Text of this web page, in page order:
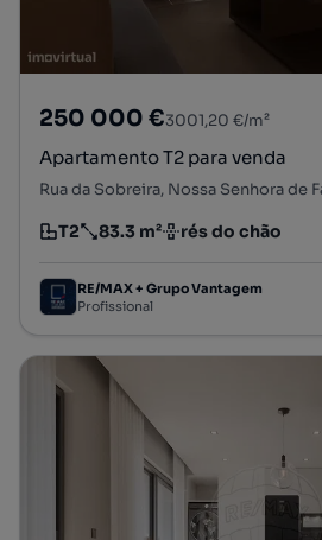
250 000 €3001,20 €/m²
Apartamento T2 para venda
Tipologia
T2
Preço por metro quadrado
83.3 m²
Andar rés do chão
RE/MAX + Grupo Vantagem
Profissional